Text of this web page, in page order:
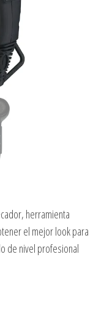
herramienta
el mejor look para
de nivel profesional